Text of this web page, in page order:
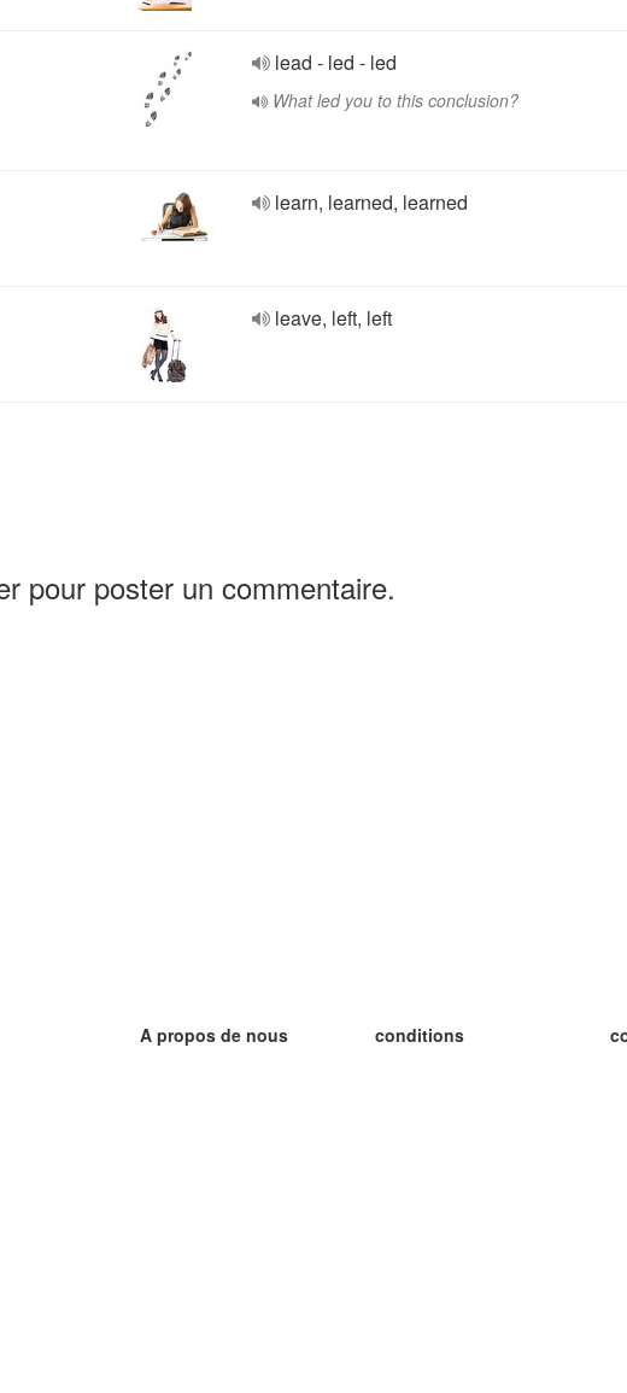
lead - led - led
What led you to this conclusion?
learn, learned, learned
leave, left, left
pour poster un commentaire.
A propos de nous
conditions